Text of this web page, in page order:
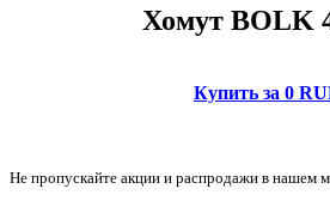
Хомут BOLK
Купить за 0
Не пропускайте акции и распродажи в нашем